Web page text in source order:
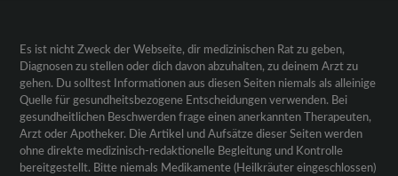
Es ist nicht Zweck der Webseite, dir medizinischen Rat zu geben,
Diagnosen zu stellen oder dich davon abzuhalten, zu deinem Arzt zu
gehen. Du solltest Informationen aus diesen Seiten niemals als alleinige
Quelle für gesundheitsbezogene Entscheidungen verwenden. Bei
gesundheitlichen Beschwerden frage einen anerkannten Therapeuten,
Arzt oder Apotheker. Die Artikel und Aufsätze dieser Seiten werden
ohne direkte medizinisch-redaktionelle Begleitung und Kontrolle
bereitgestellt. Bitte niemals Medikamente (Heilkräuter eingeschlossen)